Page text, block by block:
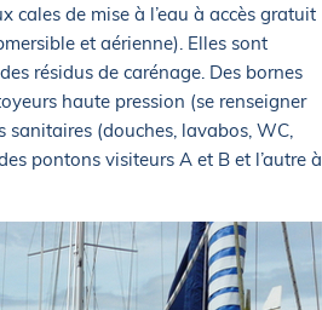
cales de mise à l’eau à accès gratuit
et aérienne). Elles sont
résidus de carénage. Des bornes
haute pression (se renseigner
(douches, lavabos, WC,
pontons visiteurs A et B et l’autre à